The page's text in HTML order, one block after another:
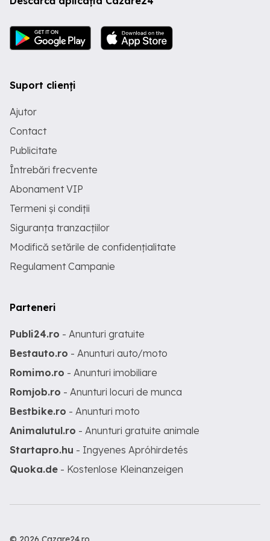
Suport clienți
Ajutor
Contact
Publicitate
Întrebări frecvente
Abonament VIP
Termeni și condiții
Siguranța tranzacțiilor
Modifică setările de confidențialitate
Regulament Campanie
Parteneri
Publi24.ro - Anunturi gratuite
Bestauto.ro - Anunturi auto/moto
Romimo.ro - Anunturi imobiliare
Romjob.ro - Anunturi locuri de munca
Bestbike.ro - Anunturi moto
Animalutul.ro - Anunturi gratuite animale
Startapro.hu - Ingyenes Apróhirdetés
Quoka.de - Kostenlose Kleinanzeigen